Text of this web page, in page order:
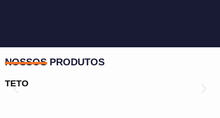
NOSSOS PRODUTOS
TETO